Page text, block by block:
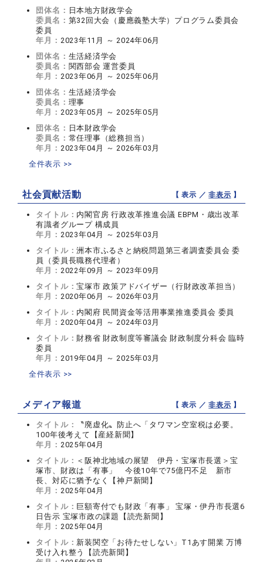
団体名： 日本地方財政学会
委員名： 第32回大会（慶應義塾大学）プログラム委員会
委員
年月： 2023年11月 ～ 2024年06月
団体名： 生活経済学会
委員名： 関西部会 運営委員
年月： 2023年06月 ～ 2025年06月
団体名： 生活経済学会
委員名： 理事
年月： 2023年05月 ～ 2025年05月
団体名： 日本財政学会
委員名： 常任理事（総務担当）
年月： 2023年04月 ～ 2026年03月
全件表示 >>
社会貢献活動 【 表示 ／非表示 】
タイトル： 内閣官房 行政改革推進会議 EBPM・歳出改革
有識者グループ 構成員
年月： 2023年04月 ～ 2025年03月
タイトル：洲本市ふるさと納税問題第三者調査委員会 委
員（委員長職務代理者）
年月： 2022年09月 ～ 2023年09月
タイトル：宝塚市 政策アドバイザー（行財政改革担当）
年月： 2020年06月 ～ 2026年03月
タイトル： 内閣府 民間資金等活用事業推進委員会 委員
年月： 2020年04月 ～ 2024年03月
タイトル： 財務省 財政制度等審議会 財政制度分科会 臨時
委員
年月： 2019年04月 ～ 2025年03月
全件表示 >>
メディア報道 【 表示 ／非表示 】
タイトル：
〝廃虚化〟防止へ「タワマン空室税は必要。
100年後考えて【産経新聞】
年月： 2025年04月
タイトル： ＜阪神北地域の展望 伊丹・宝塚市長選＞宝
塚市、財政は「有事」 今後10年で75億円不足 新市
長、対応に猶予なく【神戸新聞】
年月： 2025年04月
タイトル： 巨額寄付でも財政「有事」 宝塚・伊丹市長選6
日告示 宝塚市政の課題【読売新聞】
年月： 2025年04月
タイトル： 新装関空「お待たせしない」T1あす開業 万博
受け入れ整う【読売新聞】